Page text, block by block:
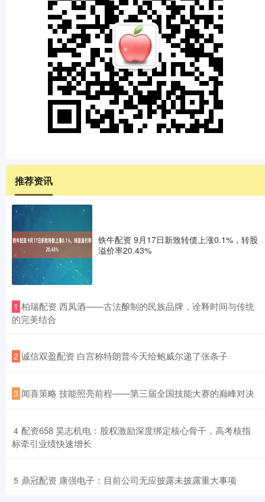
推荐资讯
铁牛配资 9月17日新致转债上涨0.1%，转股
溢价率20.43%
1 ​柏瑞配资 西凤酒——古法酿制的民族品牌，诠释时间与传统
的完美结合
2 ​诚信双盈配资 白宫称特朗普今天给鲍威尔递了张条子
3 ​闻喜策略 技能照亮前程——第三届全国技能大赛的巅峰对决
4 ​配资658 昊志机电：股权激励深度绑定核心骨干，高考核指
标牵引业绩快速增长
5 ​鼎冠配资 康强电子：目前公司无应披露未披露重大事项